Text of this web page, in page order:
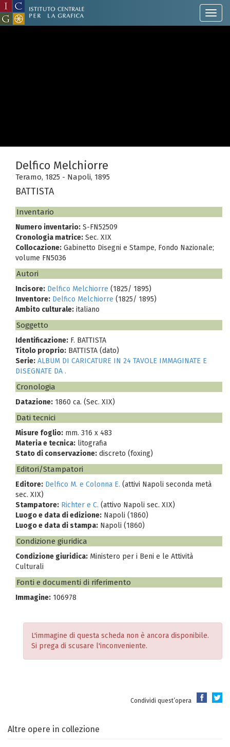
Delfico Melchiorre
Teramo, 1825 - Napoli, 1895
BATTISTA
Inventario
Numero inventario: S-FN52509
Cronologia matrice: Sec. XIX
Collocazione: Gabinetto Disegni e Stampe, Fondo Nazionale;
volume FN5036
Autori
Incisore: Delfico Melchiorre (1825/ 1895)
Inventore: Delfico Melchiorre (1825/ 1895)
Ambito culturale: italiano
Soggetto
Identificazione: F. BATTISTA
Titolo proprio: BATTISTA (dato)
Serie: ALBUM DI CARICATURE IN 24 TAVOLE IMMAGINATE E
DISEGNATE DA .
Cronologia
Datazione: 1860 ca. (Sec. XIX)
Dati tecnici
Misure foglio: mm. 316 x 483
Materia e tecnica: litografia
Stato di conservazione: discreto (foxing)
Editori/Stampatori
Editore: Delfico M. e Colonna E. (attivi Napoli seconda metà
sec. XIX)
Stampatore: Richter e C. (attivo Napoli sec. XIX)
Luogo e data di edizione: Napoli (1860)
Luogo e data di stampa: Napoli (1860)
Condizione giuridica
Condizione giuridica: Ministero per i Beni e le Attività
Culturali
Fonti e documenti di riferimento
Immagine: 106978
L'immagine di questa scheda non è ancora disponibile.
Si prega di scusare l'inconveniente.
Condividi quest’opera
Altre opere in collezione